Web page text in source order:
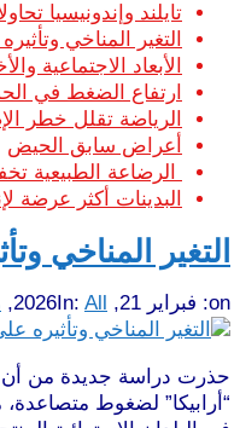
تايلند وإندونيسيا
التغير المناخي
الأبعاد الاجتماعية
ارتفاع الضغط في
الرياضة تقلل خطر
أعراض سابق الحيض
الرضاعة الطبيعية
البدينات أكثر
التغير المناخي
on: فبراير 21, 2026 In: All
,
حذرت دراسة جديدة من أن
“أرابيكا” لضغوط متصاعدة،